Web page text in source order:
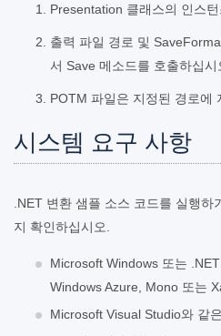
Presentation 클래스의 인스
출력 파일 경로 및
서 Save 메소드를 호출하십시
POTM 파일은 지정된 경로에
시스템 요구 사항
.NET 변환 샘플 소스 코드를 실행
지 확인하십시오.
Microsoft Windows 또는
Windows Azure, Mono 또는
Microsoft Visual Studio와 같